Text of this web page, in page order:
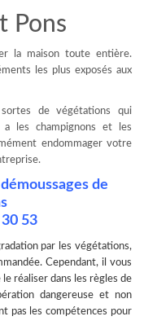
Pons
la maison toute entière.
les plus exposés aux
de végétations qui
les champignons et les
endommager votre
de
53
par les végétations,
Cependant, il vous
réaliser dans les règles de
dangereuse et non
pas les compétences pour